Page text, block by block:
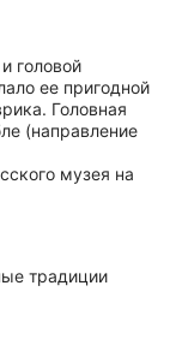
головой
ее пригодной
Головная
(направление
музея на
традиции